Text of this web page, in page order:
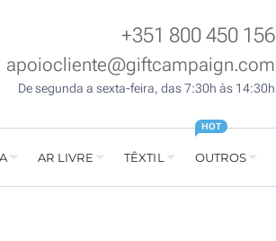
+351 800 450 156
apoiocliente@giftcampaign.com
De segunda a sexta-feira, das 7:30h às 14:30h
AR LIVRE TÊXTIL OUTROS
HOT